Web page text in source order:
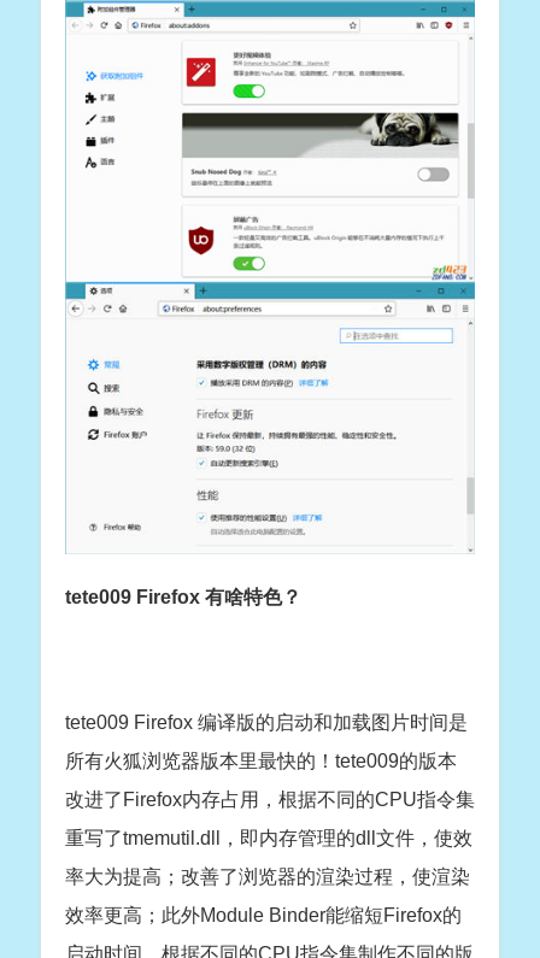
tete009 Firefox 有啥特色？
tete009 Firefox 编译版的启动和加载图片时间是
所有火狐浏览器版本里最快的！tete009的版本
改进了Firefox内存占用，根据不同的CPU指令集
重写了tmemutil.dll，即内存管理的dll文件，使效
率大为提高；改善了浏览器的渲染过程，使渲染
效率更高；此外Module Binder能缩短Firefox的